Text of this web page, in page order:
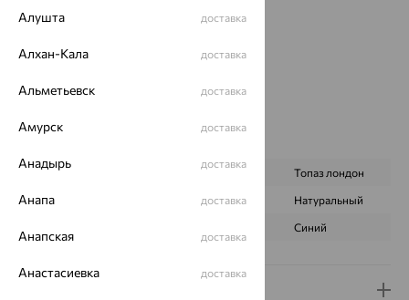
Страна происхождения:
РОССИЯ
Бренд:SOKOLOV
Наименование цвета вставки:
Микс
ВИД КАМНЯ Топаз Swiss Топаз лондон
ПРОИСХОЖДЕНИЕ Натуральный Натуральный
Синий
Алушта доставка
Алхан-Кала доставка
Альметьевск доставка
Амурск доставка
Анадырь доставка
Анапа доставка
Анапская доставка
Анастасиевка доставка